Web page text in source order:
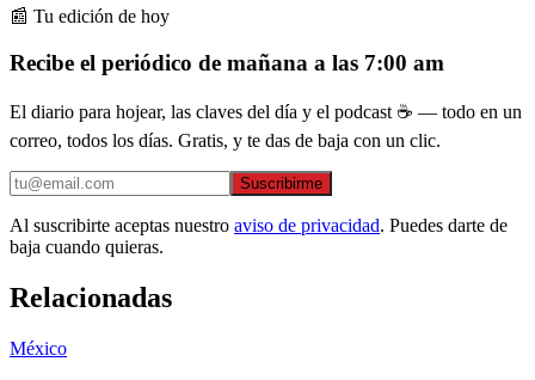
📰 Tu edición de hoy
Recibe el periódico de mañana a las 7:00 am
El diario para hojear, las claves del día y el podcast ☕ — todo en un
correo, todos los días. Gratis, y te das de baja con un clic.
Suscribirme
Al suscribirte aceptas nuestro aviso de privacidad. Puedes darte de
baja cuando quieras.
Relacionadas
México